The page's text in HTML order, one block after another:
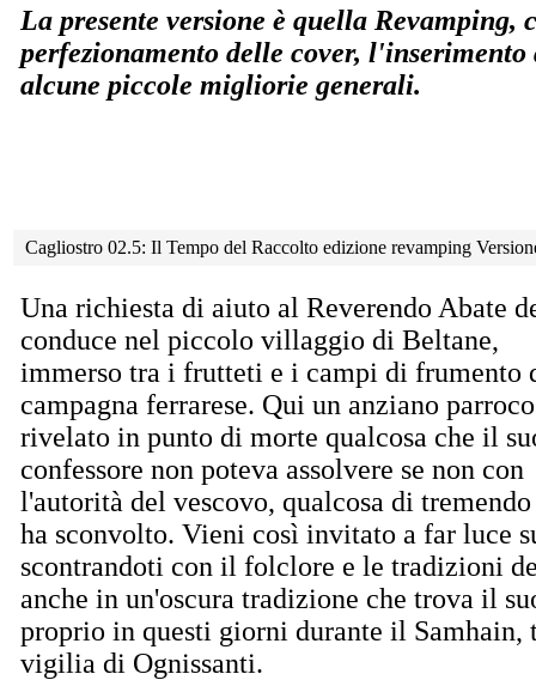
La presente versione è quella Revamping,
perfezionamento delle cover,
alcune piccole migliorie generali.
Cagliostro 02.5: Il Tempo del Raccolto edizione revamping
Una richiesta di aiuto al Reverendo Abate
conduce nel piccolo villaggio di Beltane,
immerso tra i frutteti e i campi di frumento
campagna ferrarese. Qui un anziano
rivelato in punto di morte qualcosa che il
confessore non poteva assolvere se non con
l'autorità del vescovo, qualcosa di
ha sconvolto. Vieni così invitato a far luce
scontrandoti con il folclore e le tradizioni
anche in un'oscura tradizione che trova il
proprio in questi giorni durante il Samhain,
vigilia di Ognissanti.